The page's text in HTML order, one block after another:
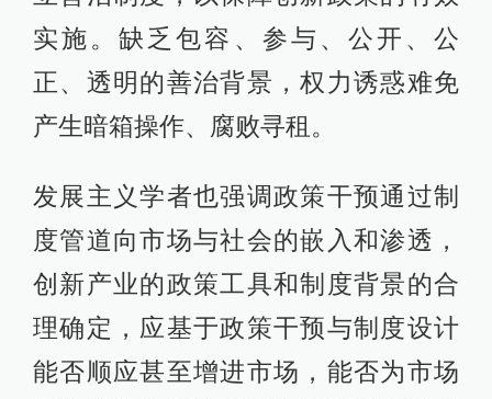
实施。缺乏包容、参与、公开、公
正、透明的善治背景，权力诱惑难免
产生暗箱操作、腐败寻租。
发展主义学者也强调政策干预通过制
度管道向市场与社会的嵌入和渗透，
创新产业的政策工具和制度背景的合
理确定，应基于政策干预与制度设计
能否顺应甚至增进市场，能否为市场